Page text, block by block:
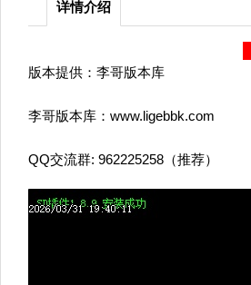
详情介绍
版本提供：李哥版本库
李哥版本库：www.ligebbk.com
QQ交流群: 962225258（推荐）